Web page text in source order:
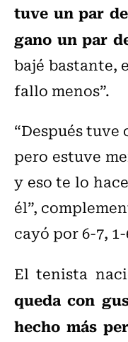
tuve un par
gano un par
bajé bastante,
fallo menos”.
“Después
pero estuve
y eso te lo
él”,
cayó por 6-7,
El tenista
queda con
hecho más